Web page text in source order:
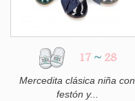
17 ~ 28
Mercedita clásica niña con
festón y...